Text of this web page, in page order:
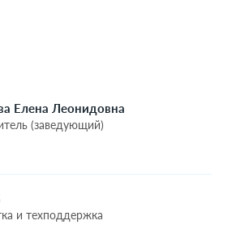
Елена Леонидовна
(заведующий)
и техподдержка